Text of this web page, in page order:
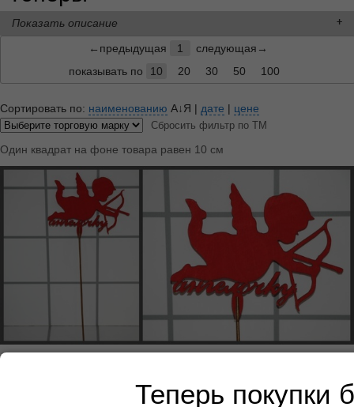
Теперь покупки
Показать описание
←предыдущая
1
следующая→
показывать по
10 20 30 50 100
Сортировать по: наименованию А↓Я | дате | цене
Сбросить фильтр по ТМ
Один квадрат на фоне товара равен 10 см